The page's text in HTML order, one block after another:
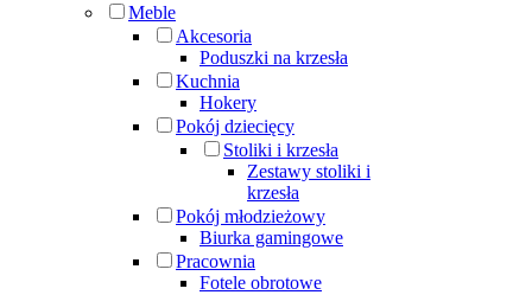
Meble
Akcesoria
Poduszki na krzesła
Kuchnia
Hokery
Pokój dziecięcy
Stoliki i krzesła
Zestawy stoliki i
krzesła
Pokój młodzieżowy
Biurka gamingowe
Pracownia
Fotele obrotowe